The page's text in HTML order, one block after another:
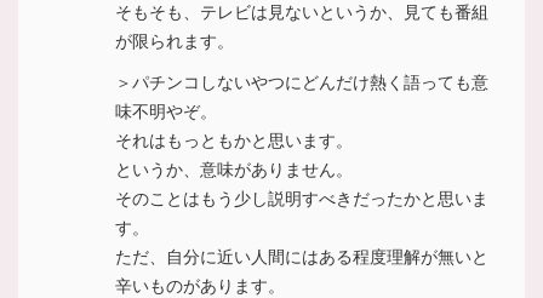
そもそも、テレビは見ないというか、見ても番組
が限られます。
＞パチンコしないやつにどんだけ熱く語っても意
味不明やぞ。
それはもっともかと思います。
というか、意味がありません。
そのことはもう少し説明すべきだったかと思いま
す。
ただ、自分に近い人間にはある程度理解が無いと
辛いものがあります。